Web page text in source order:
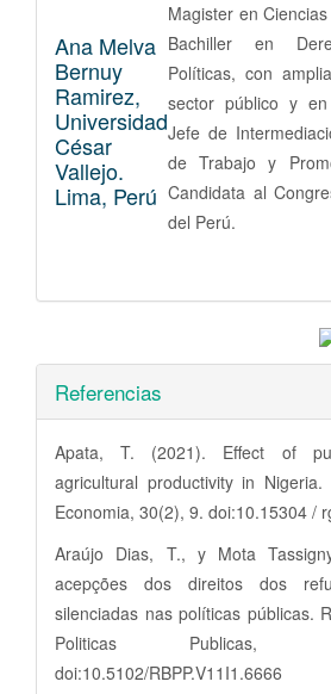
Ana Melva
Bernuy
Ramirez,
Universidad
César
Vallejo.
Lima, Perú
Magister en
Bachiller en
Políticas, con
sector público y
Jefe de
de Trabajo y
Candidata al
del Perú.
Referencias
Apata, T. (2021). Effect of
agricultural productivity in
Economia, 30(2), 9. doi:10.15304 /
Araújo Dias, T., y Mota
acepções dos direitos dos
silenciadas nas políticas públicas.
Politicas Publicas,
doi:10.5102/RBPP.V11I1.6666